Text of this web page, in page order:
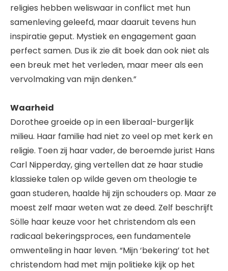
religies hebben weliswaar in conflict met hun
samenleving geleefd, maar daaruit tevens hun
inspiratie geput. Mystiek en engagement gaan
perfect samen. Dus ik zie dit boek dan ook niet als
een breuk met het verleden, maar meer als een
vervolmaking van mijn denken.”
Waarheid
Dorothee groeide op in een liberaal-burgerlijk
milieu. Haar familie had niet zo veel op met kerk en
religie. Toen zij haar vader, de beroemde jurist Hans
Carl Nipperday, ging vertellen dat ze haar studie
klassieke talen op wilde geven om theologie te
gaan studeren, haalde hij zijn schouders op. Maar ze
moest zelf maar weten wat ze deed. Zelf beschrijft
Sölle haar keuze voor het christendom als een
radicaal bekeringsproces, een fundamentele
omwenteling in haar leven. “Mijn ‘bekering’ tot het
christendom had met mijn politieke kijk op het